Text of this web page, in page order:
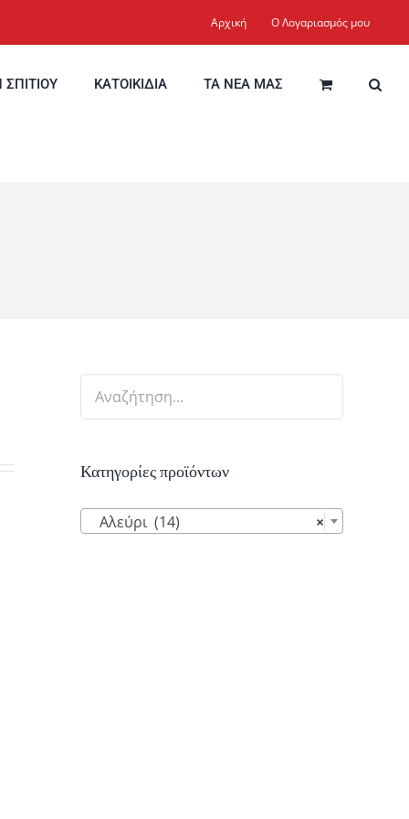
Αρχική Ο Λογαριασμός μου
ΣΠΙΤΙΟΥ ΚΑΤΟΙΚΙΔΙΑ ΤΑ ΝΕΑ ΜΑΣ
Κατηγορίες προϊόντων
×
Αλεύρι (14)